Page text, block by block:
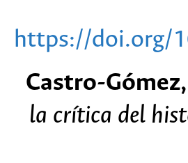
https://doi.org/
Castro-
la crítica del